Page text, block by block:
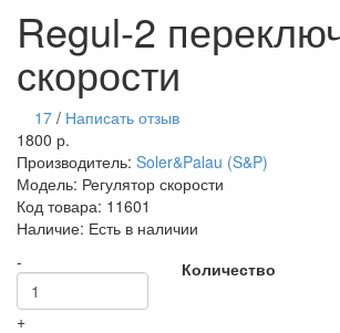
Regul-2
скорости
17 / Написать отзыв
1800 р.
Производитель: Soler&Palau (S&P)
Модель: Регулятор скорости
Код товара: 11601
Наличие: Есть в наличии
Количество
-
+